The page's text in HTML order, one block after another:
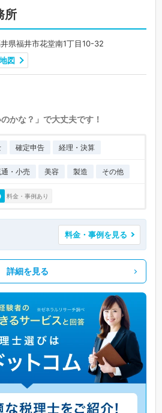
所
県福井市花堂南1丁目10-32
地図
かな？」で大丈夫です！
確定申告 経理・決算
・小売 美容 製造 その他
料金・事例あり
料金・事例を見る
詳細を見る